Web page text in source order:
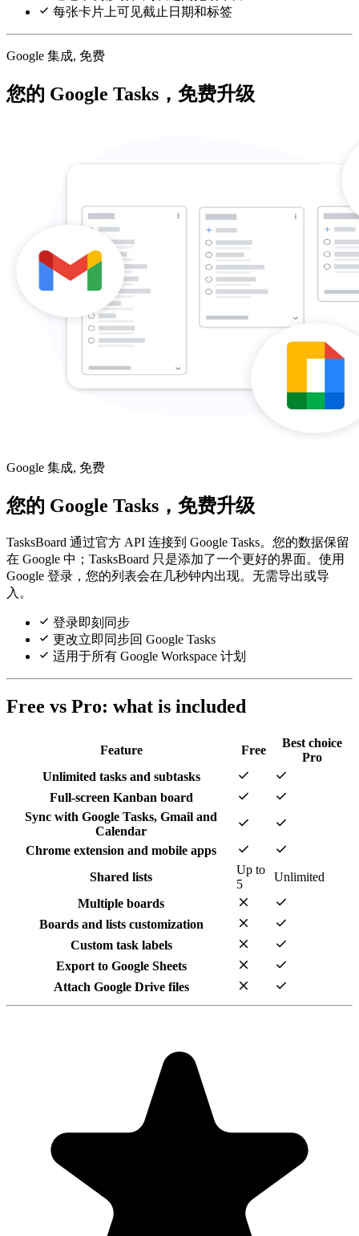
每张卡片上可见截止日期和标签
Google 集成, 免费
您的 Google Tasks，免费升级
Google 集成, 免费
您的 Google Tasks，免费升级
TasksBoard 通过官方 API 连接到 Google Tasks。您的数据保留
在 Google 中；TasksBoard 只是添加了一个更好的界面。使用
Google 登录，您的列表会在几秒钟内出现。无需导出或导
入。
登录即刻同步
更改立即同步回 Google Tasks
适用于所有 Google Workspace 计划
Free vs Pro: what is included
Feature Free
Best choice
Pro
Unlimited tasks and subtasks
check check
Full-screen Kanban board check check
Sync with Google Tasks, Gmail and
Calendar
check check
Chrome extension and mobile apps check check
Shared lists
Up to
5
Unlimited
Multiple boards
close check
Boards and lists customization close check
Custom task labels close check
Export to Google Sheets close check
Attach Google Drive files close check
"Always have 101 things to do and this helps me organize and
prioritize like no other app can. It syncs to my phone and laptop, and
when I add dates to tasks, they automatically integrate into my
Google Calendar, which is immensely convenient. I can look at my
daily, weekly, and monthly overview in Google Calendar and
clearly see how much I was able to accomplish! Great tool indeed.
Excited to see how it will evolve over time."